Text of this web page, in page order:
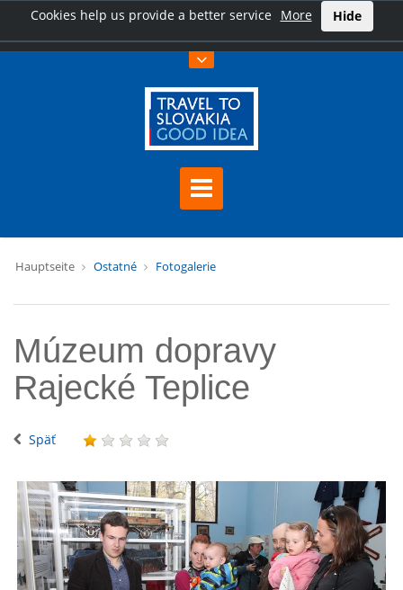
Cookies help us provide a better service More Hide
Hauptseite Ostatné Fotogalerie
Múzeum dopravy
Rajecké Teplice
Späť